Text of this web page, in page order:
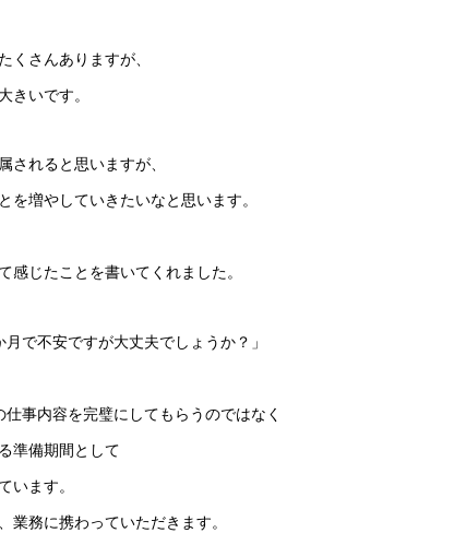
くさんありますが、
きいです。
されると思いますが、
を増やしていきたいなと思います。
感じたことを書いてくれました。
で不安ですが大丈夫でしょうか？」
事内容を完璧にしてもらうのではなく
準備期間として
います。
務に携わっていただきます。